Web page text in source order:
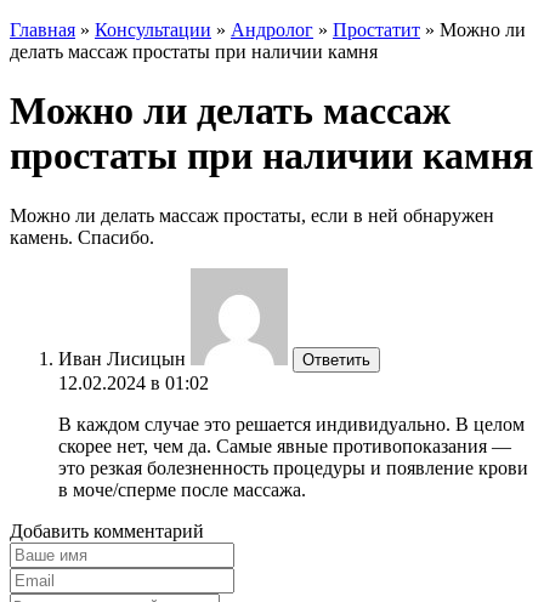
Главная » Консультации » Андролог » Простатит » Можно ли
делать массаж простаты при наличии камня
Можно ли делать массаж
простаты при наличии камня
Можно ли делать массаж простаты, если в ней обнаружен
камень. Спасибо.
Иван Лисицын Ответить
12.02.2024 в 01:02
В каждом случае это решается индивидуально. В целом
скорее нет, чем да. Самые явные противопоказания —
это резкая болезненность процедуры и появление крови
в моче/сперме после массажа.
Добавить комментарий